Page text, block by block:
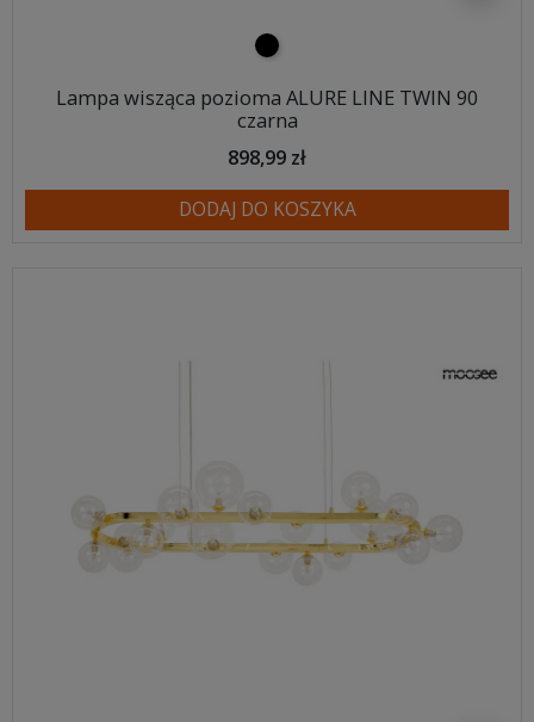
czarny
Lampa wisząca pozioma ALURE LINE TWIN 90
czarna
898,99 zł
DODAJ DO KOSZYKA